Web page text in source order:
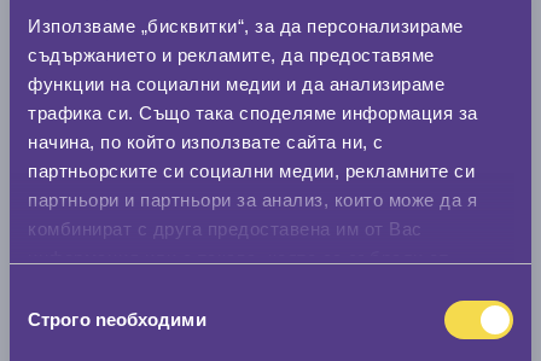
Използваме „бисквитки“, за да персонализираме
съдържанието и рекламите, да предоставяме
функции на социални медии и да анализираме
трафика си. Също така споделяме информация за
начина, по който използвате сайта ни, с
партньорските си социални медии, рекламните си
партньори и партньори за анализ, които може да я
комбинират с друга предоставена им от Вас
наСтрого nеобходими
Летни гуми RIKEN R SUMMER 3 225/45 R17
B
56.77 € / 111.03 лв.
виж повече